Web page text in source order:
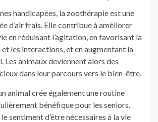
handicapées, la zoothérapie est une
d’air frais. Elle contribue à améliorer
en réduisant l’agitation, en favorisant la
les interactions, et en augmentant la
Les animaux deviennent alors des
dans leur parcours vers le bien-être.
animal crée également une routine
bénéfique pour les seniors.
sentiment d’être nécessaires à la vie